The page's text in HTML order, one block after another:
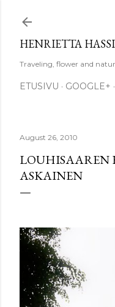
HENRIETTA
Traveling, flower and
ETUSIVU GOOGLE+
August 26, 2010
ASKAINEN